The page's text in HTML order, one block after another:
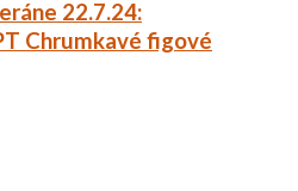
22.7.24:
Chrumkavé figové